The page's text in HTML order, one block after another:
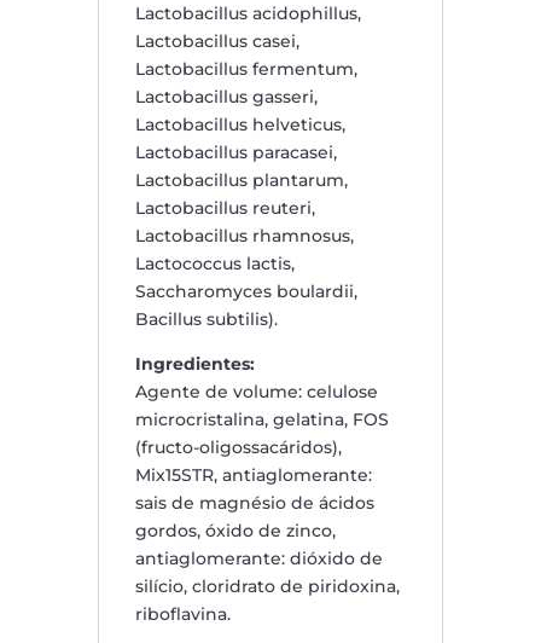
Lactobacillus acidophillus,
Lactobacillus casei,
Lactobacillus fermentum,
Lactobacillus gasseri,
Lactobacillus helveticus,
Lactobacillus paracasei,
Lactobacillus plantarum,
Lactobacillus reuteri,
Lactobacillus rhamnosus,
Lactococcus lactis,
Saccharomyces boulardii,
Bacillus subtilis).
Ingredientes:
Agente de volume: celulose
microcristalina, gelatina, FOS
(fructo-oligossacáridos),
Mix15STR, antiaglomerante:
sais de magnésio de ácidos
gordos, óxido de zinco,
antiaglomerante: dióxido de
silício, cloridrato de piridoxina,
riboflavina.